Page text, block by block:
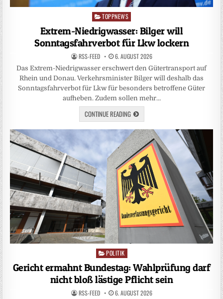
Posted
in
TOPPNEWS
Extrem-Niedrigwasser: Bilger will
Sonntagsfahrverbot für Lkw lockern
RSS-FEED 6. AUGUST 2026
Das Extrem-Niedrigwasser erschwert den Gütertransport auf
Rhein und Donau. Verkehrsminister Bilger will deshalb das
Sonntagsfahrverbot für Lkw für besonders betroffene Güter
aufheben. Zudem sollen mehr…
CONTINUE READING
Posted
POLITIK
Gericht ermahnt Bundestag: Wahlprüfung darf
nicht bloß lästige Pflicht sein
RSS-FEED 6. AUGUST 2026